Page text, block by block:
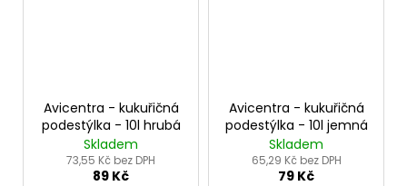
Avicentra - kukuřičná
podestýlka - 10l hrubá
Skladem
73,55 Kč bez DPH
89 Kč
Avicentra - kukuřičná
podestýlka - 10l jemná
Skladem
65,29 Kč bez DPH
79 Kč